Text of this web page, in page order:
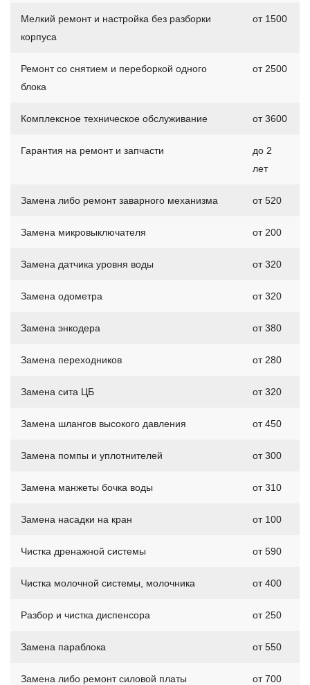
Мелкий ремонт и настройка без разборки
корпуса
от 1500
Ремонт со снятием и переборкой одного
блока
от 2500
Комплексное техническое обслуживание от 3600
Гарантия на ремонт и запчасти
до 2
лет
Замена либо ремонт заварного механизма от 520
Замена микровыключателя от 200
Замена датчика уровня воды от 320
Замена одометра от 320
Замена энкодера от 380
Замена переходников от 280
Замена сита ЦБ от 320
Замена шлангов высокого давления от 450
Замена помпы и уплотнителей от 300
Замена манжеты бочка воды от 310
Замена насадки на кран от 100
Чистка дренажной системы от 590
Чистка молочной системы, молочника от 400
Разбор и чистка диспенсора от 250
Замена параблока от 550
Замена либо ремонт силовой платы от 700